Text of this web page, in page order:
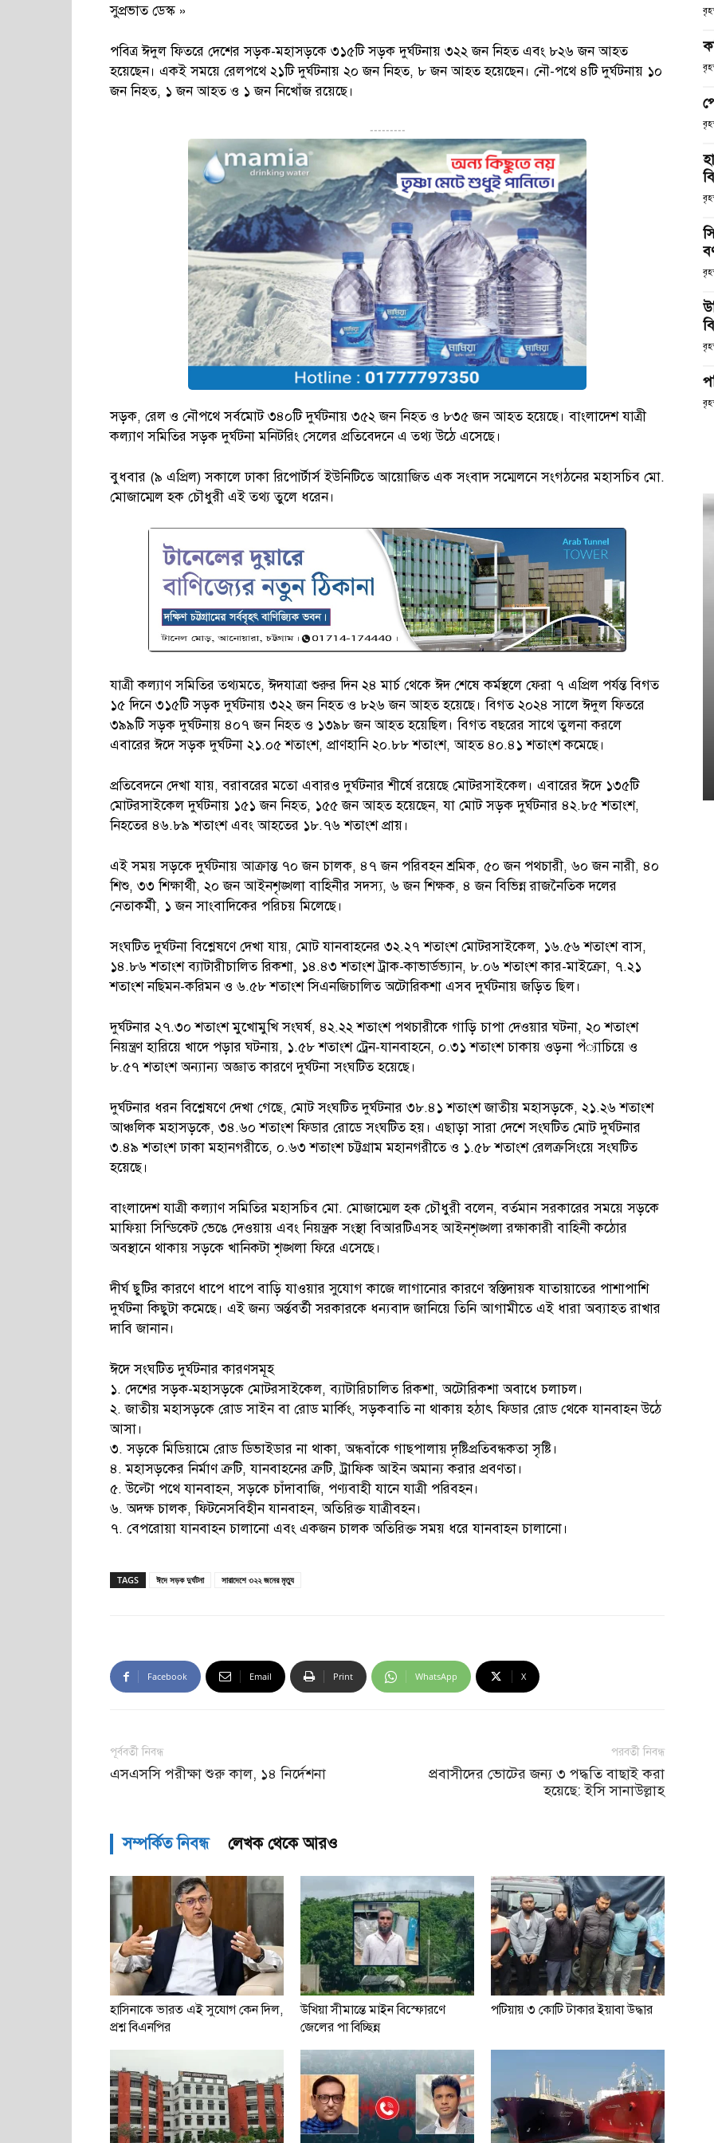
সুপ্রভাত ডেস্ক »
পবিত্র ঈদুল ফিতরে দেশের সড়ক-মহাসড়কে ৩১৫টি সড়ক দুর্ঘটনায় ৩২২ জন নিহত এবং ৮২৬ জন আহত
হয়েছেন। একই সময়ে রেলপথে ২১টি দুর্ঘটনায় ২০ জন নিহত, ৮ জন আহত হয়েছেন। নৌ-পথে ৪টি দুর্ঘটনায় ১০
জন নিহত, ১ জন আহত ও ১ জন নিখোঁজ রয়েছে।
---------
সড়ক, রেল ও নৌপথে সর্বমোট ৩৪০টি দুর্ঘটনায় ৩৫২ জন নিহত ও ৮৩৫ জন আহত হয়েছে। বাংলাদেশ যাত্রী
কল্যাণ সমিতির সড়ক দুর্ঘটনা মনিটরিং সেলের প্রতিবেদনে এ তথ্য উঠে এসেছে।
বুধবার (৯ এপ্রিল) সকালে ঢাকা রিপোর্টার্স ইউনিটিতে আয়োজিত এক সংবাদ সম্মেলনে সংগঠনের মহাসচিব মো.
মোজাম্মেল হক চৌধুরী এই তথ্য তুলে ধরেন।
যাত্রী কল্যাণ সমিতির তথ্যমতে, ঈদযাত্রা শুরুর দিন ২৪ মার্চ থেকে ঈদ শেষে কর্মস্থলে ফেরা ৭ এপ্রিল পর্যন্ত বিগত
১৫ দিনে ৩১৫টি সড়ক দুর্ঘটনায় ৩২২ জন নিহত ও ৮২৬ জন আহত হয়েছে। বিগত ২০২৪ সালে ঈদুল ফিতরে
৩৯৯টি সড়ক দুর্ঘটনায় ৪০৭ জন নিহত ও ১৩৯৮ জন আহত হয়েছিল। বিগত বছরের সাথে তুলনা করলে
এবারের ঈদে সড়ক দুর্ঘটনা ২১.০৫ শতাংশ, প্রাণহানি ২০.৮৮ শতাংশ, আহত ৪০.৪১ শতাংশ কমেছে।
প্রতিবেদনে দেখা যায়, বরাবরের মতো এবারও দুর্ঘটনার শীর্ষে রয়েছে মোটরসাইকেল। এবারের ঈদে ১৩৫টি
মোটরসাইকেল দুর্ঘটনায় ১৫১ জন নিহত, ১৫৫ জন আহত হয়েছেন, যা মোট সড়ক দুর্ঘটনার ৪২.৮৫ শতাংশ,
নিহতের ৪৬.৮৯ শতাংশ এবং আহতের ১৮.৭৬ শতাংশ প্রায়।
এই সময় সড়কে দুর্ঘটনায় আক্রান্ত ৭০ জন চালক, ৪৭ জন পরিবহন শ্রমিক, ৫০ জন পথচারী, ৬০ জন নারী, ৪০
শিশু, ৩৩ শিক্ষার্থী, ২০ জন আইনশৃঙ্খলা বাহিনীর সদস্য, ৬ জন শিক্ষক, ৪ জন বিভিন্ন রাজনৈতিক দলের
নেতাকর্মী, ১ জন সাংবাদিকের পরিচয় মিলেছে।
সংঘটিত দুর্ঘটনা বিশ্লেষণে দেখা যায়, মোট যানবাহনের ৩২.২৭ শতাংশ মোটরসাইকেল, ১৬.৫৬ শতাংশ বাস,
১৪.৮৬ শতাংশ ব্যাটারীচালিত রিকশা, ১৪.৪৩ শতাংশ ট্রাক-কাভার্ডভ্যান, ৮.০৬ শতাংশ কার-মাইক্রো, ৭.২১
শতাংশ নছিমন-করিমন ও ৬.৫৮ শতাংশ সিএনজিচালিত অটোরিকশা এসব দুর্ঘটনায় জড়িত ছিল।
দুর্ঘটনার ২৭.৩০ শতাংশ মুখোমুখি সংঘর্ষ, ৪২.২২ শতাংশ পথচারীকে গাড়ি চাপা দেওয়ার ঘটনা, ২০ শতাংশ
নিয়ন্ত্রণ হারিয়ে খাদে পড়ার ঘটনায়, ১.৫৮ শতাংশ ট্রেন-যানবাহনে, ০.৩১ শতাংশ চাকায় ওড়না পঁ্যাচিয়ে ও
৮.৫৭ শতাংশ অন্যান্য অজ্ঞাত কারণে দুর্ঘটনা সংঘটিত হয়েছে।
দুর্ঘটনার ধরন বিশ্লেষণে দেখা গেছে, মোট সংঘটিত দুর্ঘটনার ৩৮.৪১ শতাংশ জাতীয় মহাসড়কে, ২১.২৬ শতাংশ
আঞ্চলিক মহাসড়কে, ৩৪.৬০ শতাংশ ফিডার রোডে সংঘটিত হয়। এছাড়া সারা দেশে সংঘটিত মোট দুর্ঘটনার
৩.৪৯ শতাংশ ঢাকা মহানগরীতে, ০.৬৩ শতাংশ চট্টগ্রাম মহানগরীতে ও ১.৫৮ শতাংশ রেলক্রসিংয়ে সংঘটিত
হয়েছে।
বাংলাদেশ যাত্রী কল্যাণ সমিতির মহাসচিব মো. মোজাম্মেল হক চৌধুরী বলেন, বর্তমান সরকারের সময়ে সড়কে
মাফিয়া সিন্ডিকেট ভেঙে দেওয়ায় এবং নিয়ন্ত্রক সংস্থা বিআরটিএসহ আইনশৃঙ্খলা রক্ষাকারী বাহিনী কঠোর
অবস্থানে থাকায় সড়কে খানিকটা শৃঙ্খলা ফিরে এসেছে।
দীর্ঘ ছুটির কারণে ধাপে ধাপে বাড়ি যাওয়ার সুযোগ কাজে লাগানোর কারণে স্বস্তিদায়ক যাতায়াতের পাশাপাশি
দুর্ঘটনা কিছুটা কমেছে। এই জন্য অর্ন্তবর্তী সরকারকে ধন্যবাদ জানিয়ে তিনি আগামীতে এই ধারা অব্যাহত রাখার
দাবি জানান।
ঈদে সংঘটিত দুর্ঘটনার কারণসমূহ
১. দেশের সড়ক-মহাসড়কে মোটরসাইকেল, ব্যাটারিচালিত রিকশা, অটোরিকশা অবাধে চলাচল।
২. জাতীয় মহাসড়কে রোড সাইন বা রোড মার্কিং, সড়কবাতি না থাকায় হঠাৎ ফিডার রোড থেকে যানবাহন উঠে
আসা।
৩. সড়কে মিডিয়ামে রোড ডিভাইডার না থাকা, অন্ধবাঁকে গাছপালায় দৃষ্টিপ্রতিবন্ধকতা সৃষ্টি।
৪. মহাসড়কের নির্মাণ ত্রুটি, যানবাহনের ত্রুটি, ট্রাফিক আইন অমান্য করার প্রবণতা।
৫. উল্টো পথে যানবাহন, সড়কে চাঁদাবাজি, পণ্যবাহী যানে যাত্রী পরিবহন।
৬. অদক্ষ চালক, ফিটনেসবিহীন যানবাহন, অতিরিক্ত যাত্রীবহন।
৭. বেপরোয়া যানবাহন চালানো এবং একজন চালক অতিরিক্ত সময় ধরে যানবাহন চালানো।
TAGS ঈদে সড়ক দুর্ঘটনা সারাদেশে ৩২২ জনের মৃত্যু
Facebook Email Print WhatsApp X
পূর্ববর্তী নিবন্ধ
এসএসসি পরীক্ষা শুরু কাল, ১৪ নির্দেশনা
পরবর্তী নিবন্ধ
প্রবাসীদের ভোটের জন্য ৩ পদ্ধতি বাছাই করা
হয়েছে: ইসি সানাউল্লাহ
সম্পর্কিত নিবন্ধ লেখক থেকে আরও
হাসিনাকে ভারত এই সুযোগ কেন দিল,
প্রশ্ন বিএনপির
উখিয়া সীমান্তে মাইন বিস্ফোরণে
জেলের পা বিচ্ছিন্ন
পটিয়ায় ৩ কোটি টাকার ইয়াবা উদ্ধার